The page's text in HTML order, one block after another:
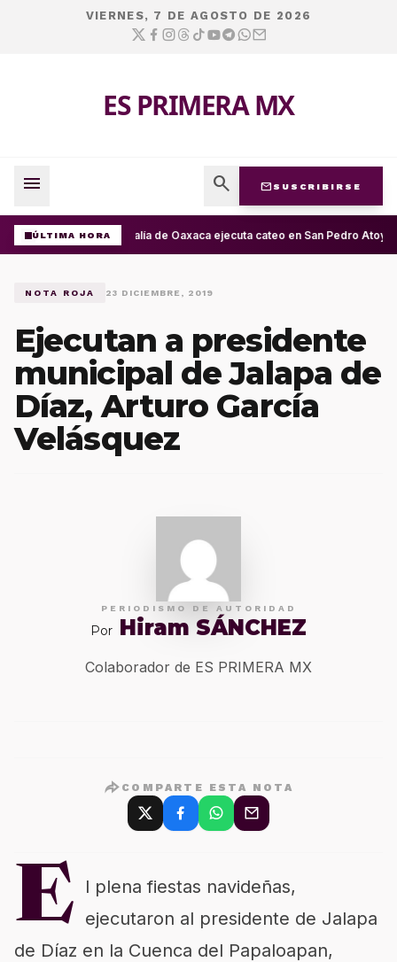
VIERNES, 7 DE AGOSTO DE 2026
ES PRIMERA MX
menu search mail SUSCRIBIRSE
ÚLTIMA HORA Fiscalía de Oaxaca ejecuta cateo en San Pedro
NOTA ROJA 23 DICIEMBRE, 2019
Ejecutan a presidente
municipal de Jalapa de
Díaz, Arturo García
Velásquez
PERIODISMO DE AUTORIDAD
Por Hiram SÁNCHEZ
Colaborador de ES PRIMERA MX
COMPARTE ESTA NOTA
E
l plena fiestas navideñas,
ejecutaron al presidente de Jalapa
de Díaz en la Cuenca del Papaloapan,